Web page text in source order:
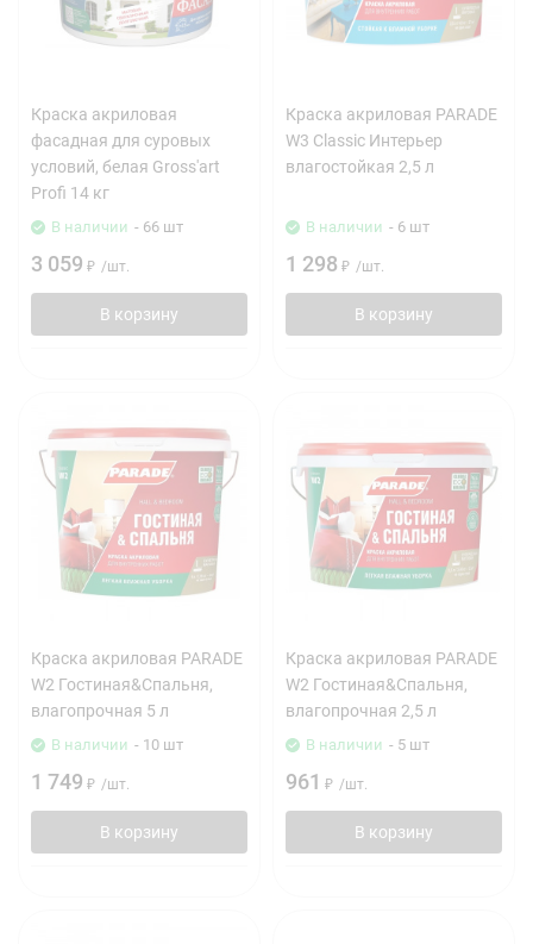
Краска акриловая
фасадная для суровых
условий, белая Gross'art
Profi 14 кг
В наличии - 66 шт
3 059 ₽ /шт.
В корзину
Краска акриловая PARADE
W3 Classic Интерьер
влагостойкая 2,5 л
В наличии - 6 шт
1 298 ₽ /шт.
В корзину
Краска акриловая PARADE
W2 Гостиная&Спальня,
влагопрочная 5 л
В наличии - 10 шт
1 749 ₽ /шт.
В корзину
Краска акриловая PARADE
W2 Гостиная&Спальня,
влагопрочная 2,5 л
В наличии - 5 шт
961 ₽ /шт.
В корзину